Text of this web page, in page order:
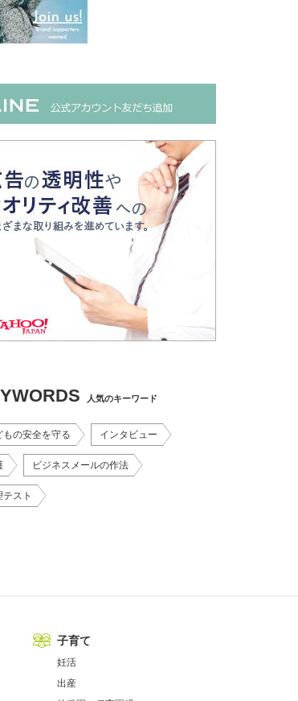
人気のキーワード
もの安全を守る インタビュー
ビジネスメールの作法
テスト
子育て
妊活
出産